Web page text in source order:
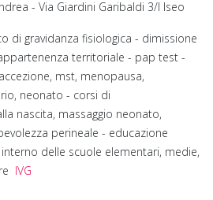
- Via Giardini Garibaldi 3/l Iseo
di gravidanza fisiologica - dimissione
territoriale - pap test -
mst, menopausa,
neonato - corsi di
nascita, massaggio neonato,
perineale - educazione
delle scuole elementari, medie,
IVG